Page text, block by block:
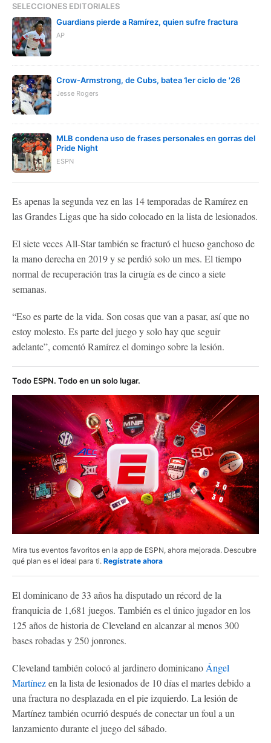
SELECCIONES EDITORIALES
Guardians pierde a Ramírez, quien sufre fractura
AP
Crow-Armstrong, de Cubs, batea 1er ciclo de '26
Jesse Rogers
MLB condena uso de frases personales en gorras del
Pride Night
ESPN
Es apenas la segunda vez en las 14 temporadas de Ramírez en
las Grandes Ligas que ha sido colocado en la lista de lesionados.
El siete veces All-Star también se fracturó el hueso ganchoso de
la mano derecha en 2019 y se perdió solo un mes. El tiempo
normal de recuperación tras la cirugía es de cinco a siete
semanas.
“Eso es parte de la vida. Son cosas que van a pasar, así que no
estoy molesto. Es parte del juego y solo hay que seguir
adelante”, comentó Ramírez el domingo sobre la lesión.
Todo ESPN. Todo en un solo lugar.
Mira tus eventos favoritos en la app de ESPN, ahora mejorada. Descubre
qué plan es el ideal para ti. Regístrate ahora
El dominicano de 33 años ha disputado un récord de la
franquicia de 1,681 juegos. También es el único jugador en los
125 años de historia de Cleveland en alcanzar al menos 300
bases robadas y 250 jonrones.
Cleveland también colocó al jardinero dominicanoÁngel
Martínezen la lista de lesionados de 10 días el martes debido a
una fractura no desplazada en el pie izquierdo. La lesión de
Martínez también ocurrió después de conectar un foul a un
lanzamiento durante el juego del sábado.